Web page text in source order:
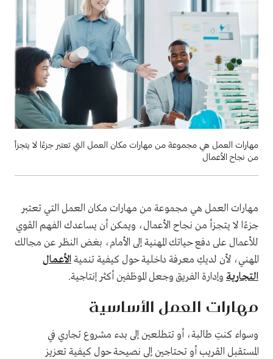
مهارات العمل هي مجموعة من مهارات مكان العمل التي تعتبر جزءًا لا يتجزأ
من نجاح الأعمال
مهارات العمل هي مجموعة من مهارات مكان العمل التي تعتبر
جزءًا لا يتجزأ من نجاح الأعمال، ويمكن أن يساعدك الفهم القوي
للأعمال على دفع حياتك المهنية إلى الأمام، بغض النظر عن مجالك
المهني، لأن لديكِ معرفة داخلية حول كيفية تنميةالأعمال
التجارية وإدارة الفريق وجعل الموظفين أكثر إنتاجية.
مهارات العمل الأساسية
وسواء كنتِ طالبة، أو تتطلعين إلى بدء مشروع تجاري في
المستقبل القريب أو تحتاجين إلى نصيحة حول كيفية تعزيز